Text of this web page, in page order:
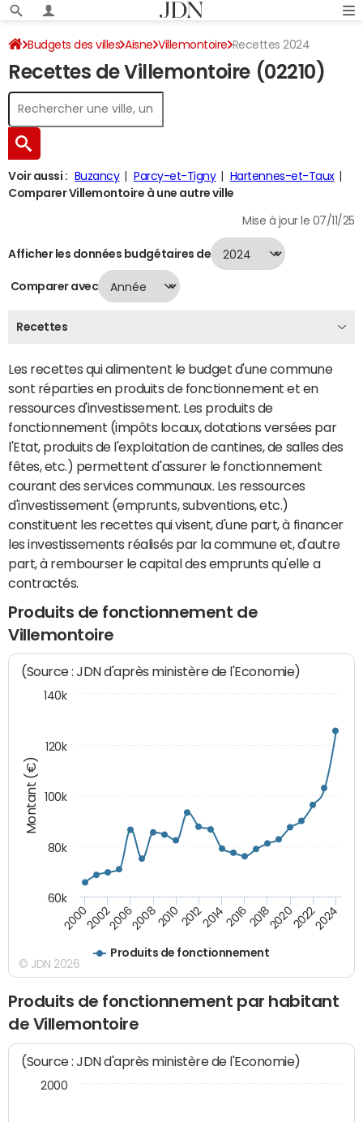
Budgets des villes Aisne Villemontoire Recettes 2024
Recettes de Villemontoire (02210)
Voir aussi : Buzancy Parcy-et-Tigny
Hartennes-et-Taux
Comparer Villemontoire à une autre ville
Mise à jour le 07/11/25
Afficher les données budgétaires de
Comparer avec
Recettes
Les recettes qui alimentent le budget d'une commune
sont réparties en produits de fonctionnement et en
ressources d'investissement. Les produits de
fonctionnement (impôts locaux, dotations versées par
l'Etat, produits de l'exploitation de cantines, de salles des
fêtes, etc.) permettent d'assurer le fonctionnement
courant des services communaux. Les ressources
d'investissement (emprunts, subventions, etc.)
constituent les recettes qui visent, d'une part, à financer
les investissements réalisés par la commune et, d'autre
part, à rembourser le capital des emprunts qu'elle a
contractés.
Produits de fonctionnement de
Villemontoire
Montant (€)
(Source : JDN d'après ministère de l'Economie)
Produits de fonctionnement
200020022006200820102012201420162018202020222024
60k
80k
100k
120k
140k
© JDN 2026
Produits de fonctionnement par habitant
de Villemontoire
(Source : JDN d'après ministère de l'Economie)
2000